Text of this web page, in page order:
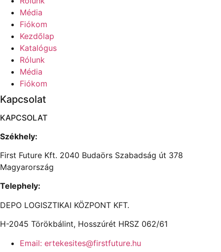
Média
Fiókom
Kezdőlap
Katalógus
Rólunk
Média
Fiókom
Kapcsolat
KAPCSOLAT
Székhely:
First Future Kft. 2040 Budaörs Szabadság út 378
Magyarország
Telephely:
DEPO LOGISZTIKAI KÖZPONT KFT.
H-2045 Törökbálint, Hosszúrét HRSZ 062/61
Email: ertekesites@firstfuture.hu